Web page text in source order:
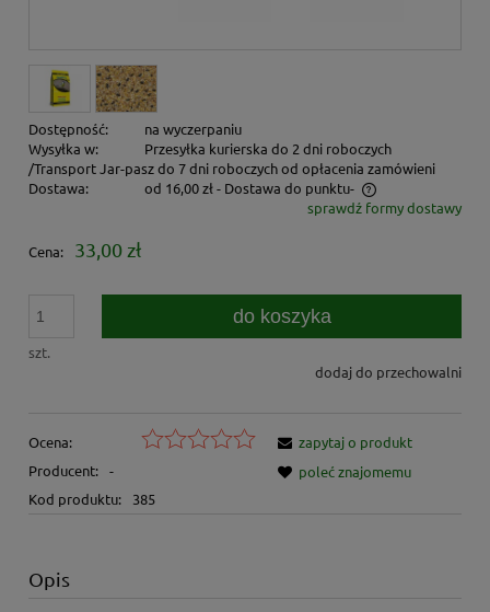
Dostępność:
na wyczerpaniu
Wysyłka w:
Przesyłka kurierska do 2 dni roboczych
/Transport Jar-pasz do 7 dni roboczych od opłacenia zamówieni
Dostawa:
od 16,00 zł - Dostawa do punktu-
Cena nie zawiera ewentualnych kosztów płatnościsprawdź formy dostawy
Cena: 33,00 zł
szt.
do koszyka
dodaj do przechowalni
Ocena:
Producent: -
Kod produktu:
385
zapytaj o produkt
poleć znajomemu
Opis